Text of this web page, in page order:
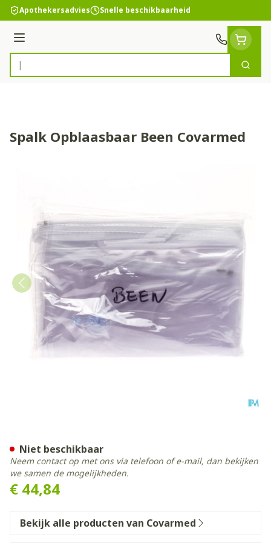
Ga naar de inhoud
Apothekersadvies Snelle beschikbaarheid
Menu
Product, merk, categorie...
Zoek
Spalk Opblaasbaar Been Covarmed
€ 44,84
Niet beschikbaar
Neem contact op met ons via telefoon of e-mail, dan bekijken
we samen de mogelijkheden.
Bekijk alle producten van Covarmed